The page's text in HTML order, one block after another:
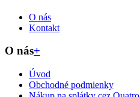
O nás
Kontakt
O nás+
Úvod
Obchodné podmienky